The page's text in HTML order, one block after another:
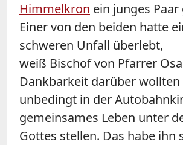
Himmelkron ein junges
Einer von den beiden hatte
schweren Unfall überlebt,
weiß Bischof von Pfarrer
Dankbarkeit darüber wollten
unbedingt in der
gemeinsames Leben unter
Gottes stellen. Das habe ihn